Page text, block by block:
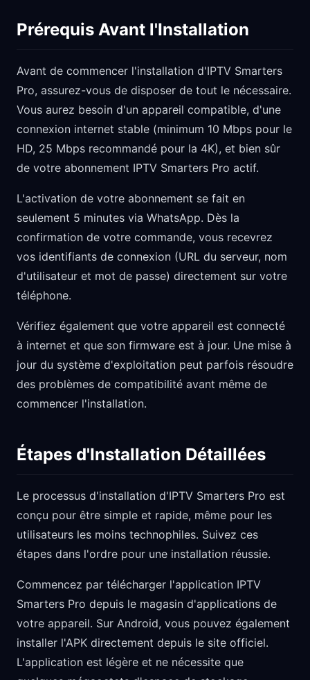
Prérequis Avant l'Installation
Avant de commencer l'installation d'IPTV Smarters
Pro, assurez-vous de disposer de tout le nécessaire.
Vous aurez besoin d'un appareil compatible, d'une
connexion internet stable (minimum 10 Mbps pour le
HD, 25 Mbps recommandé pour la 4K), et bien sûr
de votre abonnement IPTV Smarters Pro actif.
L'activation de votre abonnement se fait en
seulement 5 minutes via WhatsApp. Dès la
confirmation de votre commande, vous recevrez
vos identifiants de connexion (URL du serveur, nom
d'utilisateur et mot de passe) directement sur votre
téléphone.
Vérifiez également que votre appareil est connecté
à internet et que son firmware est à jour. Une mise à
jour du système d'exploitation peut parfois résoudre
des problèmes de compatibilité avant même de
commencer l'installation.
Étapes d'Installation Détaillées
Le processus d'installation d'IPTV Smarters Pro est
conçu pour être simple et rapide, même pour les
utilisateurs les moins technophiles. Suivez ces
étapes dans l'ordre pour une installation réussie.
Commencez par télécharger l'application IPTV
Smarters Pro depuis le magasin d'applications de
votre appareil. Sur Android, vous pouvez également
installer l'APK directement depuis le site officiel.
L'application est légère et ne nécessite que